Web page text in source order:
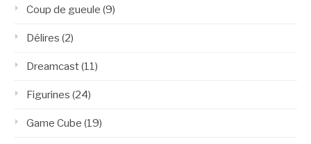
Coup de gueule (9)
Délires (2)
Dreamcast(11)
Figurines (24)
Game Cube (19)